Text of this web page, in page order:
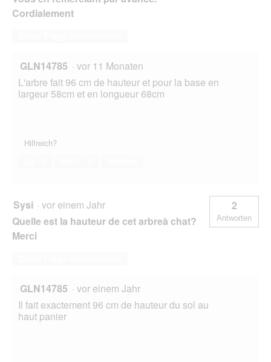
Cordialement
GLN14785 · vor 11 Monaten
L'arbre fait 96 cm de hauteur et pour la base en
largeur 58cm et en longueur 68cm
Hilfreich?
Sysi · vor einem Jahr
Quelle est la hauteur de cet arbreà chat?
Merci
2
Antworten
GLN14785 · vor einem Jahr
Il fait exactement 96 cm de hauteur du sol au
haut panier